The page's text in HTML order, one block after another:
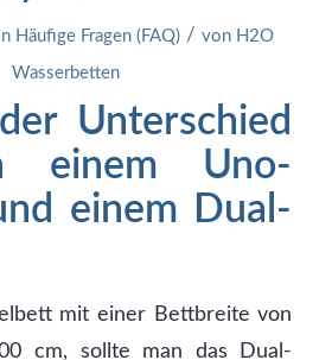
Häufige Fragen (FAQ) / von H2O
Wasserbetten
Unterschied
einem Uno-
einem Dual-
mit einer Bettbreite von
cm, sollte man das Dual-